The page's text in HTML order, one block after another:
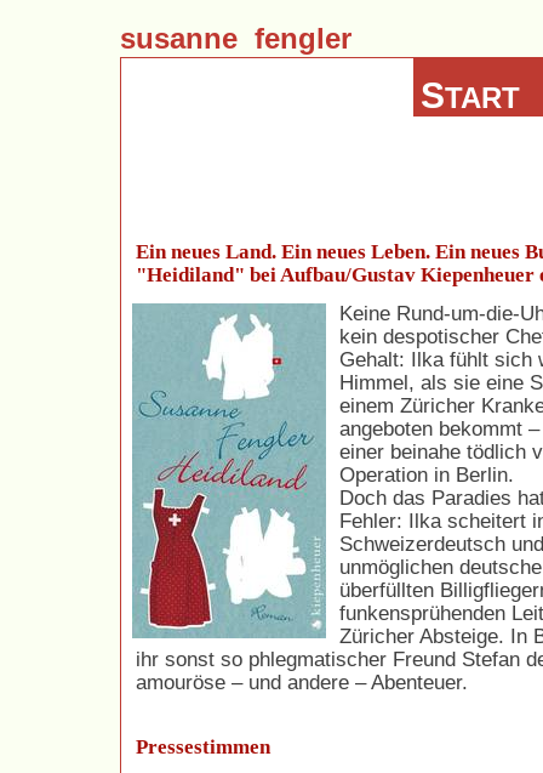
susanne fengler
START
Ein neues Land. Ein neues Leben. Ein neues
"Heidiland" bei Aufbau/Gustav Kiepenheuer
Keine Rund-um-die-
kein despotischer
Gehalt: Ilka fühlt sich
Himmel, als sie eine
einem Züricher
angeboten bekommt
einer beinahe tödlich
Operation in Berlin.
Doch das Paradies
Fehler: Ilka scheitert
Schweizerdeutsch
unmöglichen
überfüllten
funkensprühenden
Züricher Absteige. In
ihr sonst so phlegmatischer Freund Stefan
amouröse – und andere – Abenteuer.
Pressestimmen